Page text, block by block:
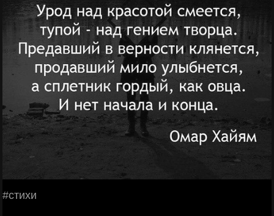
#стихи